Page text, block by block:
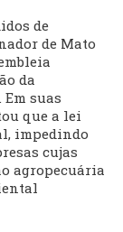
de
de Mato
da
suas
que a lei
impedindo
cujas
agropecuária